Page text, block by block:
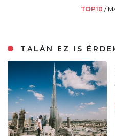
TOP10 /
TALÁN EZ IS